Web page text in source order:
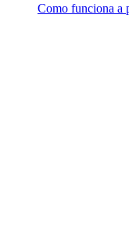
Como funciona a